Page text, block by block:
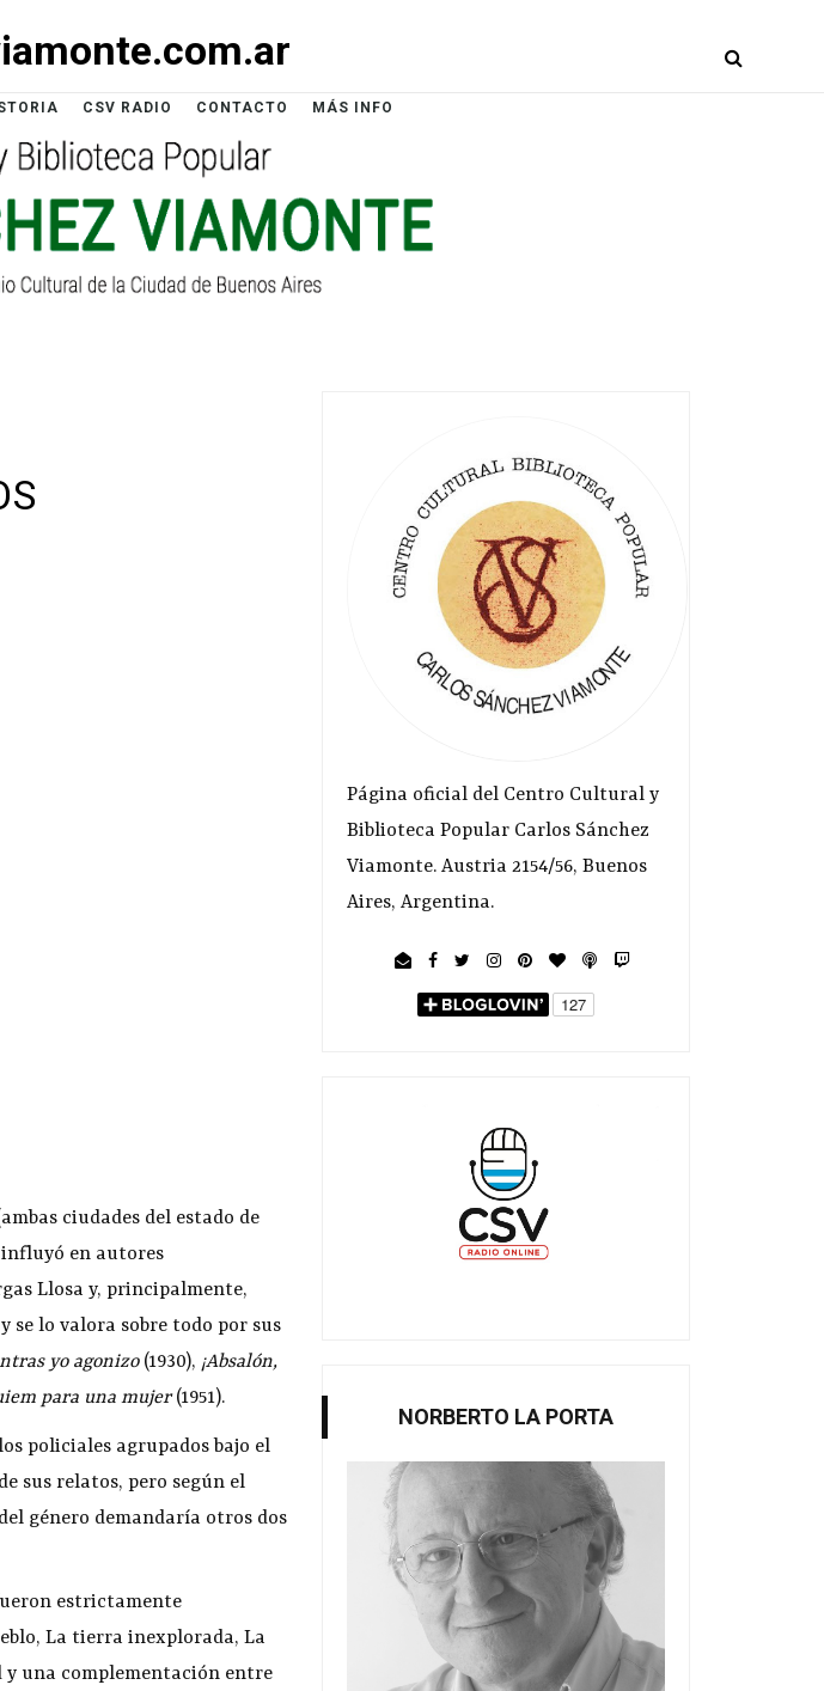
CSV RADIO CONTACTO MÁS INFO
ciudades del estado de
influyó en autores
Llosa y, principalmente,
se lo valora sobre todo por sus
yo agonizo(1930), ¡Absalón,
para una mujer(1951).
policiales agrupados bajo el
sus relatos, pero según el
género demandaría otros dos
estrictamente
La tierra inexplorada, La
una complementación entre
Página oficial del Centro Cultural y
Biblioteca Popular Carlos Sánchez
Viamonte. Austria 2154/56, Buenos
Aires, Argentina.
NORBERTO LA PORTA